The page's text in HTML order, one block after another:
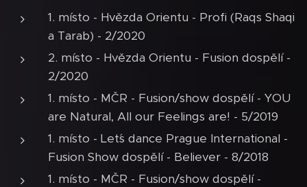
1. místo - Hvězda Orientu - Profi (Raqs Shaqi
a Tarab) - 2/2020
2. místo - Hvězda Orientu - Fusion dospělí -
2/2020
1. místo - MČR - Fusion/show dospělí - YOU
are Natural, All our Feelings are! - 5/2019
1. místo - Let´s dance Prague International -
Fusion Show dospělí - Believer - 8/2018
1. místo - MČR - Fusion/show dospělí -